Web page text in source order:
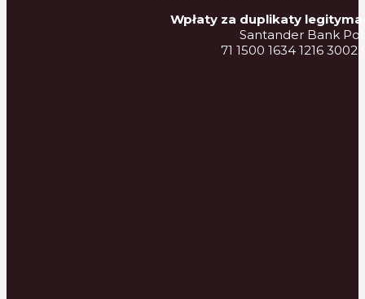
Wpłaty za duplikaty
Santander Bank
71 1500 1634 1216